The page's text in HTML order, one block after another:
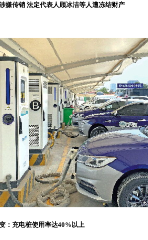
嫌传销 法定代表人顾冰洁等人遭冻结财产
：充电桩使用率达40%以上